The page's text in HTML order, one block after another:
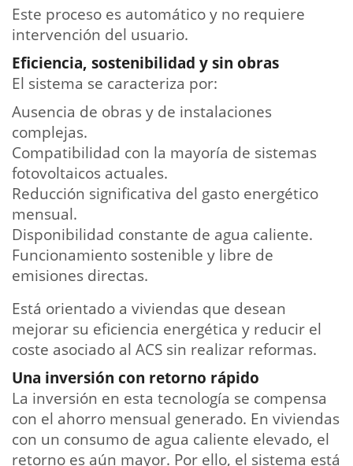
Este proceso es automático y no requiere
intervención del usuario.
Eficiencia, sostenibilidad y sin obras
El sistema se caracteriza por:
Ausencia de obras y de instalaciones
complejas.
Compatibilidad con la mayoría de sistemas
fotovoltaicos actuales.
Reducción significativa del gasto energético
mensual.
Disponibilidad constante de agua caliente.
Funcionamiento sostenible y libre de
emisiones directas.
Está orientado a viviendas que desean
mejorar su eficiencia energética y reducir el
coste asociado al ACS sin realizar reformas.
Una inversión con retorno rápido
La inversión en esta tecnología se compensa
con el ahorro mensual generado. En viviendas
con un consumo de agua caliente elevado, el
retorno es aún mayor. Por ello, el sistema está